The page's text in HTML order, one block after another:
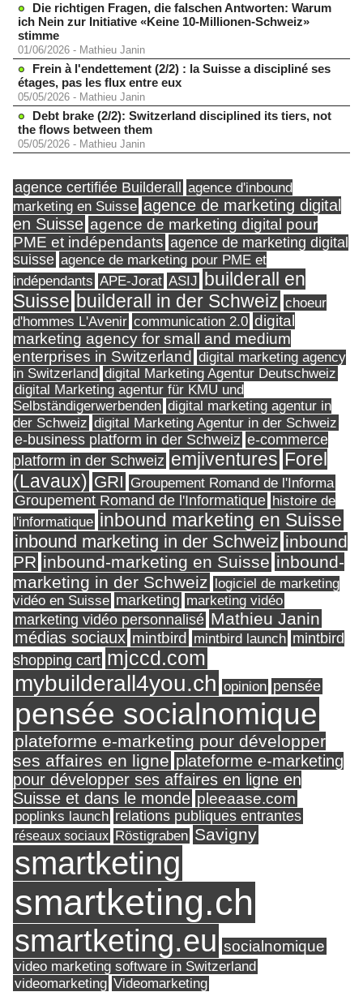
Die richtigen Fragen, die falschen Antworten: Warum
ich Nein zur Initiative «Keine 10-Millionen-Schweiz»
stimme
01/06/2026 - Mathieu Janin
Frein à l'endettement (2/2) : la Suisse a discipliné ses
étages, pas les flux entre eux
05/05/2026 - Mathieu Janin
Debt brake (2/2): Switzerland disciplined its tiers, not
the flows between them
05/05/2026 - Mathieu Janin
agence certifiée Builderall
agence d'inbound
marketing en Suisse agence de marketing digital
en Suisse agence de marketing digital pour
PME et indépendants agence de marketing digital
suisse agence de marketing pour PME et
indépendants APE-Jorat ASIJ builderall en
Suisse builderall in der Schweiz choeur
d'hommes L'Avenir communication 2.0 digital
marketing agency for small and medium
enterprises in Switzerland digital marketing agency
in Switzerland digital Marketing Agentur Deutschweiz
digital Marketing agentur für KMU und
Selbständigerwerbenden digital marketing agentur in
der Schweiz digital Marketing Agentur in der Schweiz
e-business platform in der Schweiz e-commerce
platform in der Schweiz emjiventures Forel
(Lavaux) GRI Groupement Romand de l'Informa
Groupement Romand de l'Informatique histoire de
l'informatique inbound marketing en Suisse
inbound marketing in der Schweiz inbound
PR inbound-marketing en Suisse inbound-
marketing in der Schweiz logiciel de marketing
vidéo en Suisse marketing marketing vidéo
marketing vidéo personnalisé Mathieu Janin
médias sociaux mintbird mintbird launch mintbird
shopping cart mjccd.com
mybuilderall4you.ch opinion pensée
pensée socialnomique
plateforme e-marketing pour développer
ses affaires en ligne plateforme e-marketing
pour développer ses affaires en ligne en
Suisse et dans le monde pleeaase.com
poplinks launch relations publiques entrantes
réseaux sociaux Röstigraben Savigny
smartketing
smartketing.ch
smartketing.eu socialnomique
video marketing software in Switzerland
videomarketing Videomarketing